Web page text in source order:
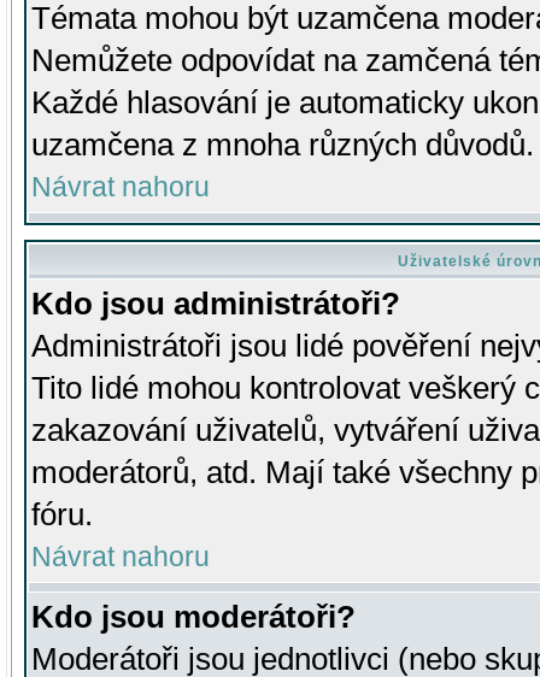
Témata mohou být uzamčena
Nemůžete odpovídat na zamčená
Každé hlasování je automaticky
uzamčena z mnoha různých důvodů.
Návrat nahoru
Uživatelské
Kdo jsou administrátoři?
Administrátoři jsou lidé pověření
Tito lidé mohou kontrolovat veškerý
zakazování uživatelů, vytváření
moderátorů, atd. Mají také všechny
fóru.
Návrat nahoru
Kdo jsou moderátoři?
Moderátoři jsou jednotlivci (nebo